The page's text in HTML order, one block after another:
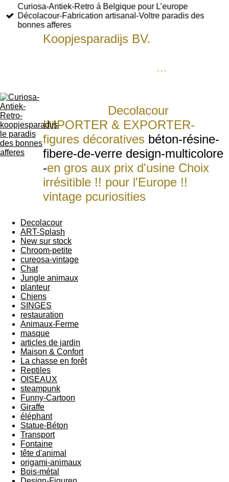
Curiosa-Antiek-Retro á Belgique pour L’europe
Décolacour-Fabrication artisanal-Voltre paradis des
bonnes afferes
Koopjesparadijs BV.
...
Decolacour
IMPORTER & EXPORTER-
figures décoratives béton-résine-
fibere-de-verre design-multicolore
-en gros aux prix d'usine Choix
irrésitible !! pour l'Europe !!
vintage pcuriosities
Decolacour
ART-Splash
New sur stock
Chroom-petite
cureosa-vintage
Chat
Jungle animaux
planteur
Chiens
SINGES
restauration
Animaux-Ferme
masque
articles de jardin
Maison & Confort
La chasse en forêt
Reptiles
OISEAUX
steampunk
Funny-Cartoon
Giraffe
éléphant
Statue-Béton
Transport
Fontaine
tête d'animal
origami-animaux
Bois-métal